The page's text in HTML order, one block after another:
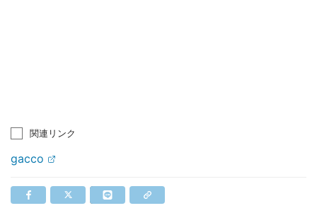
関連リンク
gacco